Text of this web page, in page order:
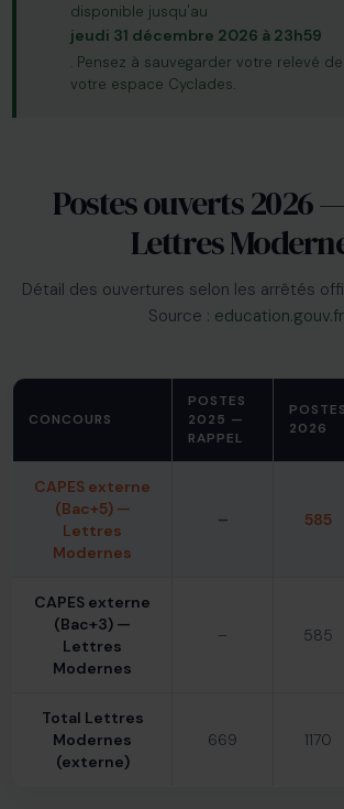
disponible jusqu'au
jeudi 31 décembre 2026 à 23h59
. Pensez à sauvegarder votre relevé
votre espace Cyclades.
Postes ouverts 2026
Lettres
Détail des ouvertures selon les arrêtés
Source : education.gouv.fr
CONCOURS
POSTES
2025 —
RAPPEL
POSTES
2026
CAPES externe
(Bac+5) —
Lettres
Modernes
– 585
CAPES externe
(Bac+3) —
Lettres
Modernes
– 585
Total Lettres
Modernes
(externe)
669 1170